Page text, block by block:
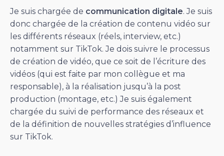
Je suis chargée de communication digitale. Je suis
donc chargée de la création de contenu vidéo sur
les différents réseaux (réels, interview, etc.)
notamment sur TikTok. Je dois suivre le processus
de création de vidéo, que ce soit de l’écriture des
vidéos (qui est faite par mon collègue et ma
responsable), à la réalisation jusqu’à la post
production (montage, etc.) Je suis également
chargée du suivi de performance des réseaux et
de la définition de nouvelles stratégies d’influence
sur TikTok.